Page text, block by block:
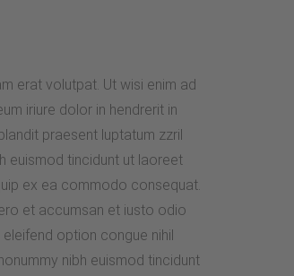
erat volutpat. Ut wisi enim ad
iriure dolor in hendrerit in
praesent luptatum zzril
euismod tincidunt ut laoreet
ex ea commodo consequat.
et accumsan et iusto odio
option congue nihil
nibh euismod tincidunt